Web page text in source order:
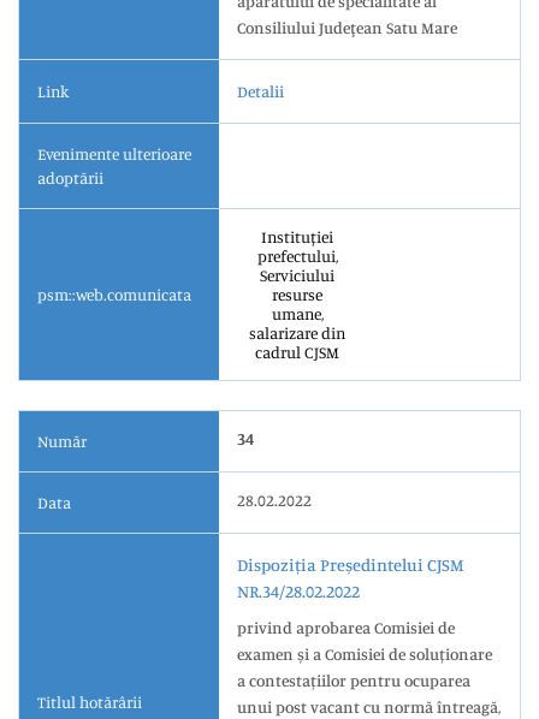
Consiliului Judeţean Satu Mare
Link Detalii
Evenimente ulterioare
adoptării
psm::web.comunicata
Instituției
prefectului,
Serviciului
resurse
umane,
salarizare din
cadrul CJSM
Număr 34
Data 28.02.2022
Titlul hotărârii
Dispoziția Președintelui CJSM
NR.34/28.02.2022
privind aprobarea Comisiei de
examen și a Comisiei de soluționare
a contestațiilor pentru ocuparea
unui post vacant cu normă întreagă,